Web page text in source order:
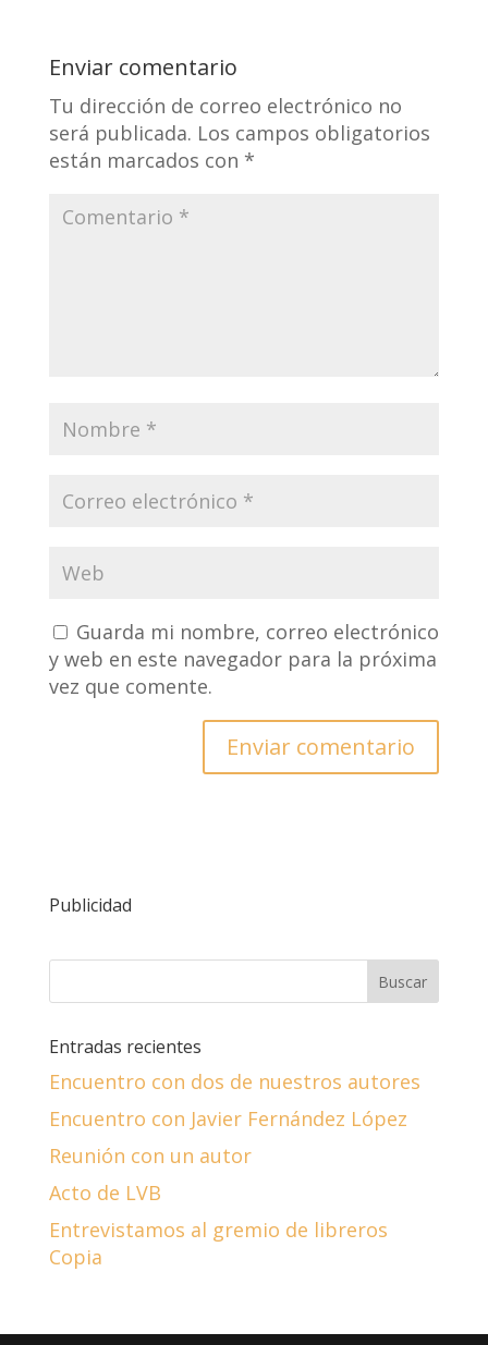
Enviar comentario
Tu dirección de correo electrónico no
será publicada. Los campos obligatorios
están marcados con *
Guarda mi nombre, correo electrónico
y web en este navegador para la próxima
vez que comente.
Publicidad
Entradas recientes
Encuentro con dos de nuestros autores
Encuentro con Javier Fernández López
Reunión con un autor
Acto de LVB
Entrevistamos al gremio de libreros
Copia